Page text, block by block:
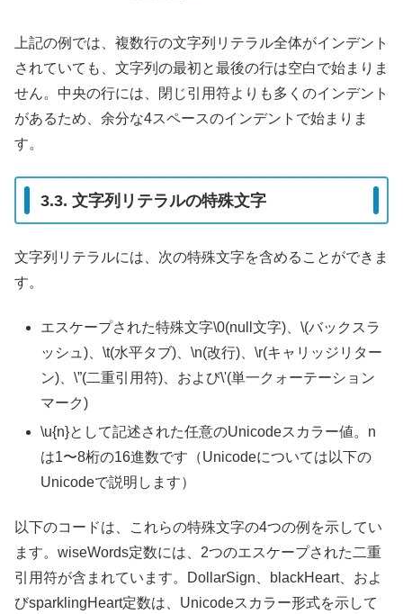
上記の例では、複数行の文字列リテラル全体がインデント
されていても、文字列の最初と最後の行は空白で始まりま
せん。中央の行には、閉じ引用符よりも多くのインデント
があるため、余分な4スペースのインデントで始まりま
す。
3.3. 文字列リテラルの特殊文字
文字列リテラルには、次の特殊文字を含めることができま
す。
エスケープされた特殊文字\0(null文字)、\(バックスラ
ッシュ)、\t(水平タブ)、\n(改行)、\r(キャリッジリター
ン)、\”(二重引用符)、および\'(単一クォーテーション
マーク)
\u{n}として記述された任意のUnicodeスカラー値。n
は1〜8桁の16進数です（Unicodeについては以下の
Unicodeで説明します）
以下のコードは、これらの特殊文字の4つの例を示してい
ます。wiseWords定数には、2つのエスケープされた二重
引用符が含まれています。DollarSign、blackHeart、およ
びsparklingHeart定数は、Unicodeスカラー形式を示して